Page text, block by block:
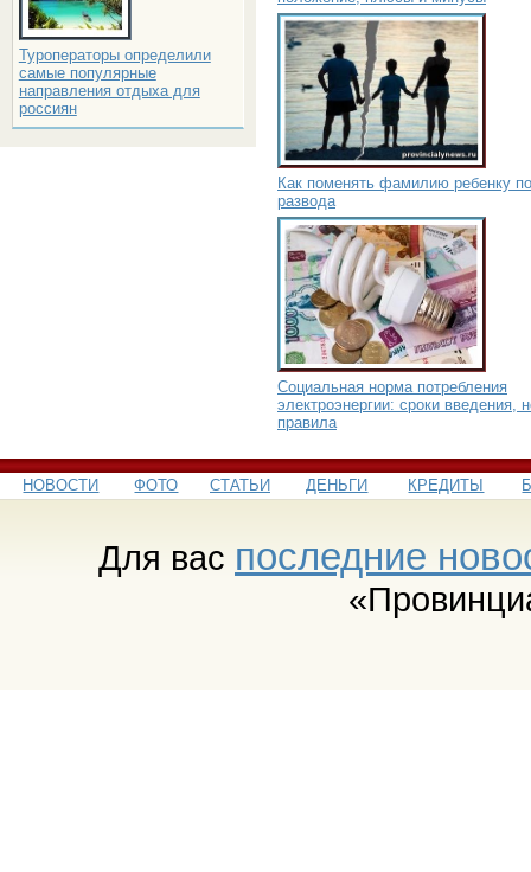
Туроператоры определили
самые популярные
направления отдыха для
россиян
Как поменять фамилию ребенку
развода
Социальная норма потребления
электроэнергии: сроки введения,
правила
НОВОСТИ ФОТО СТАТЬИ ДЕНЬГИ КРЕДИТЫ
Для вас последние